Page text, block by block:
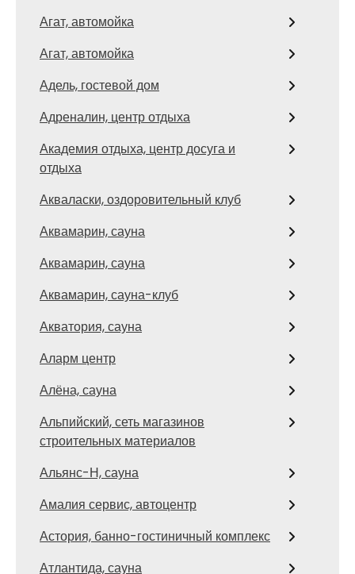
Агат, автомойка
Агат, автомойка
Адель, гостевой дом
Адреналин, центр отдыха
Академия отдыха, центр досуга и
отдыха
Акваласки, оздоровительный клуб
Аквамарин, сауна
Аквамарин, сауна
Аквамарин, сауна-клуб
Акватория, сауна
Аларм центр
Алёна, сауна
Альпийский, сеть магазинов
строительных материалов
Альянс-Н, сауна
Амалия сервис, автоцентр
Астория, банно-гостиничный комплекс
Атлантида, сауна